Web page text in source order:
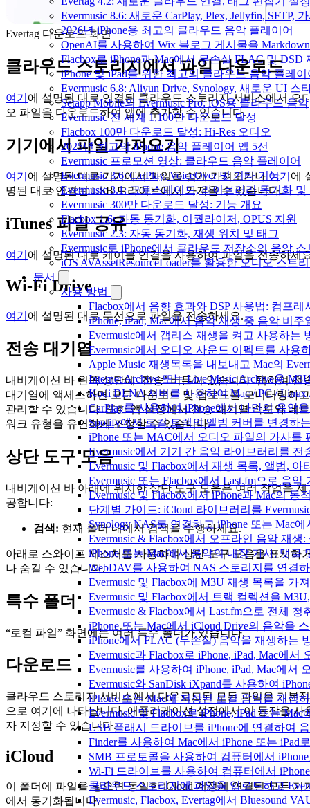
Evermusic 8.6: 새로운 CarPlay, Plex, Jellyfin, SFTP,
2026년 iPhone용 최고의 클라우드 음악 플레이어
OpenAI를 사용하여 Wix 블로그 게시물을
Flacbox로 iPhone과 Mac에서 무손실 FLAC 및 DSD
iPhone 및 iPad를 위한 최고의 클라우드 음악 플레이
Evermusic 6.8: Aliyun Drive, Synology, 새로운 UI 스
Setapp Mobile의 Evermusic Pro: iOS용 클라우드 음악
Evermusic 전 세계 1,100만 다운로드 달성
Flacbox 100만 다운로드 달성: Hi-Res 오디오
2025년 최고의 iPhone 음악 플레이어 앱 5선
Evermusic 프로모션 영상: 클라우드 음악 플레이어
Evermusic 3.6: CarPlay, VoiceOver 및 기타 기능
Evermusic 3.1: 크로스페이드, 라이브러리 동기화 및
Evermusic 300만 다운로드 달성: 기능 개요
Flacbox 1.6: 자동 동기화, 이퀄라이저, OPUS 지원
Evermusic 2.3: 자동 동기화, 재생 위치 및 태그
Evermusic로 iPhone에서 클라우드 저장소의 음악
iOS AVAssetResourceLoader를 활용한 오디오 스트
문서
사용 방법
Flacbox에서 음향 효과와 DSP 사용법: 컴프
iPhone, iPad, Mac에서 음악 재생 중 음악 비
Evermusic에서 갭리스 재생을 켜고 사용하는
Evermusic에서 오디오 사운드 이펙트를 사
Apple Music 재생목록을 내보내고 Mac의
Internet Archive 또는 Live Music Archive용
Kodi DLNA 서버를 사용하여 Mac / PC /
CarPlay를 사용하여 iPhone에서 나만의 음악
Spotify에서 로컬 트랙의 앨범 커버를 변경하
iPhone 또는 MAC에서 오디오 파일의 가사를
Evermusic에서 기기 간 음악 라이브러리를
Evermusic 및 Flacbox에서 재생 목록, 앨범,
Evermusic 또는 Flacbox에서 Last.fm으로 음
Evermusic 및 Flacbox에서 iPhone과 Mac의
단계별 가이드: iCloud 라이브러리를
Synology NAS를 연결하고 iPhone 또는 Mac
Evermusic & Flacbox에서 오프라인 음악 재
iPhone 또는 Mac에서 음악의 내장 가사, 댓글
WebDAV를 사용하여 NAS 스토리지를 연결
Evermusic 및 Flacbox에 M3U 재생 목록을 가
Evermusic 및 Flacbox에서 트랙 컬렉션을
Evermusic & Flacbox에서 Last.fm으로 전체 청
iPhone 또는 Mac에서 iCloud Drive의 음악을
iPhone에서 FLAC (무손실) 음악을 재생하는
Evermusic과 Flacbox로 iPhone, iPad, Mac에
Evermusic를 사용하여 iPhone, iPad, Mac에서
Evermusic와 SanDisk iXpand를 사용하여
iPhone 또는 Mac에 저장된 로컬 음악을 재생
Evermusic 및 Flacbox로 iPhone, iPad 또는
USB 플래시 드라이브를 iPhone에 연결하여
Finder를 사용하여 Mac에서 iPhone 또는 iPad
SMB 프로토콜을 사용하여 컴퓨터에서
Wi-Fi 드라이브를 사용하여 컴퓨터에서
클라우드 스토리지에 파일을 업로드하고
Evermusic, Flacbox, Evertag에서 Bluesound
Evertag 다운로드 화면
클라우드 스토리지에서 파일 다운로드
여기 에 설명된 대로 연결된 클라우드 스토리지 서비스에서 오
오 파일을 다운로드하여 앱에 추가할 수 있습니다.
기기에서 파일 가져오기
여기 에 설명된 대로 기기에서 파일을 쉽게 가져오거나 여기 에
명된 대로 연결된 USB 드라이브에서 가져올 수 있습니다.
iTunes 파일 공유
여기 에 설명된 대로 케이블 연결을 사용하여 파일을 전송하세
Wi-Fi Drive
여기 에 설명된 대로 무선으로 파일을 전송하세요.
전송 대기열
내비게이션 바 왼쪽 상단에 ‘전송’ 버튼이 있습니다. 탭하여 전
대기열에 액세스하면 모든 다운로드 및 업로드를 모니터링하고
관리할 수 있습니다. 또한 앱 설정에서 전송 대기열 속도와 네트
워크 유형을 유연하게 조정할 수 있습니다.
상단 도구 모음
내비게이션 바 아래에 위치한 상단 도구 모음은 여러 작업을 제
공합니다:
검색: 현재 폴더 내에서 검색을 수행하세요.
아래로 스와이프 제스처를 사용하여 상단 도구 모음을 표시하
나 숨길 수 있습니다.
특수 폴더
“로컬 파일” 화면에는 여러 특수 폴더가 있습니다.
다운로드
클라우드 스토리지 서비스에서 다운로드된 모든 파일은 기본적
으로 여기에 나타납니다. 애플리케이션 설정에서 이 동작을 사
자 지정할 수 있습니다.
iCloud
이 폴더에 파일을 넣으면 동일한 iCloud 계정에 연결된 모든 기
에서 동기화됩니다.